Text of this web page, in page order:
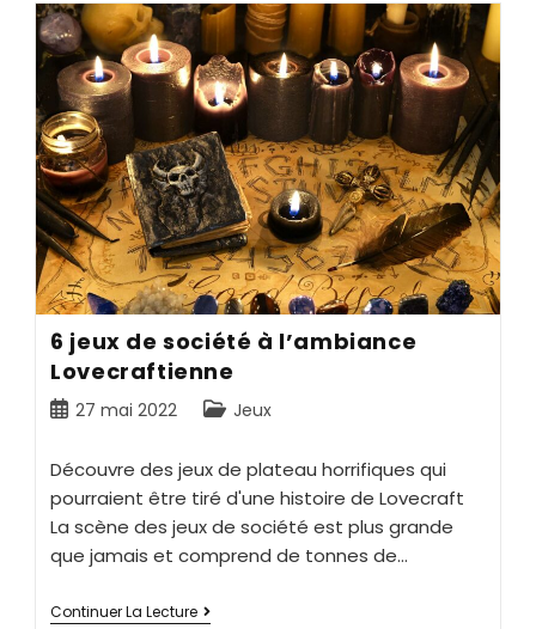
6 jeux de société à l’ambiance
Lovecraftienne
27 mai 2022 Jeux
Découvre des jeux de plateau horrifiques qui
pourraient être tiré d'une histoire de Lovecraft
La scène des jeux de société est plus grande
que jamais et comprend de tonnes de…
Continuer La Lecture